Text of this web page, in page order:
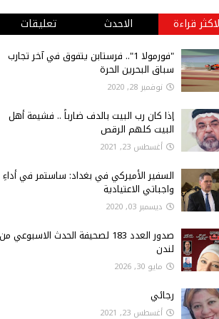
أساسي ولا يمكن
عنه في مواجهة أي العراق يحقق
قراءة الاحدث تعليقات
"فورمولا 1".. فرستابن يتفوق في آخر تجارب
سباق البحرين الحرة
نوفمبر 28, 2020
إذا كان رب البيت بالدف ضارباً .. فشيمة أهل
البيت كلهم الرقص
أغسطس 23, 2021
السفير الأميركي في بغداد: ساستمر في أداءِ
واجباتي الاعتيادية
ديسمبر 03, 2020
صدور العدد 183 لصحيفة الحدث الاسبوعي من
لندن
مايو 30, 2026
رجائي
أغسطس 23, 2021